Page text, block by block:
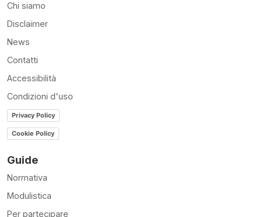
Chi siamo
Disclaimer
News
Contatti
Accessibilità
Condizioni d'uso
Privacy Policy
Cookie Policy
Guide
Normativa
Modulistica
Per partecipare